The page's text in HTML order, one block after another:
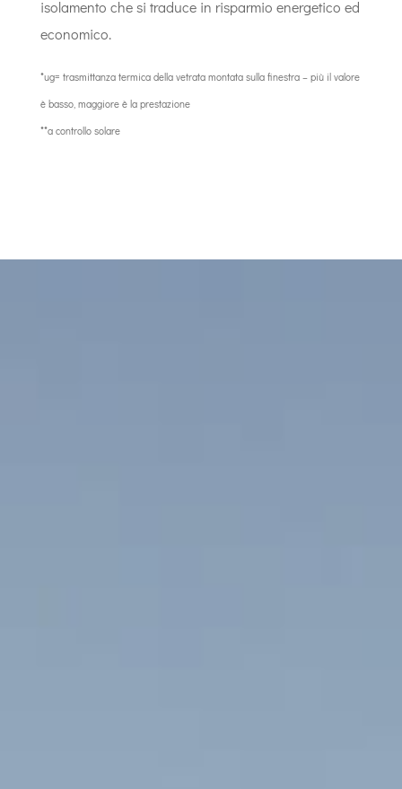
isolamento che si traduce in risparmio energetico ed
economico.
*ug= trasmittanza termica della vetrata montata sulla finestra – più il valore
è basso, maggiore è la prestazione
**a controllo solare